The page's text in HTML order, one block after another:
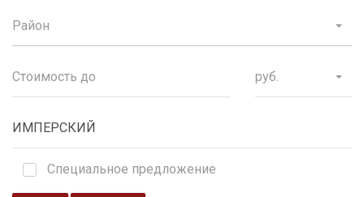
Район
руб.
Специальное предложение